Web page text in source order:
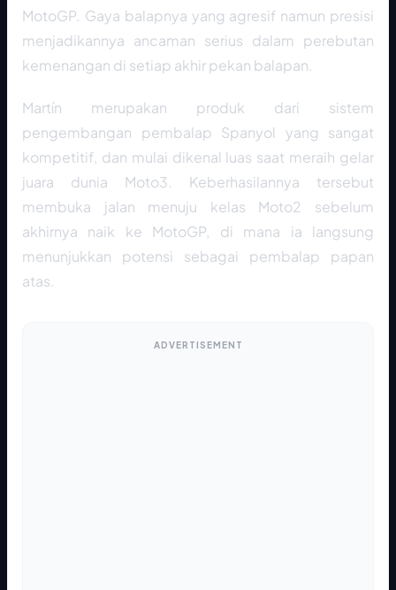
MotoGP. Gaya balapnya yang agresif namun presisi
menjadikannya ancaman serius dalam perebutan
kemenangan di setiap akhir pekan balapan.
Martín merupakan produk dari sistem
pengembangan pembalap Spanyol yang sangat
kompetitif, dan mulai dikenal luas saat meraih gelar
juara dunia Moto3. Keberhasilannya tersebut
membuka jalan menuju kelas Moto2 sebelum
akhirnya naik ke MotoGP, di mana ia langsung
menunjukkan potensi sebagai pembalap papan
atas.
ADVERTISEMENT